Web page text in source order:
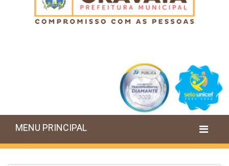
MENU PRINCIPAL